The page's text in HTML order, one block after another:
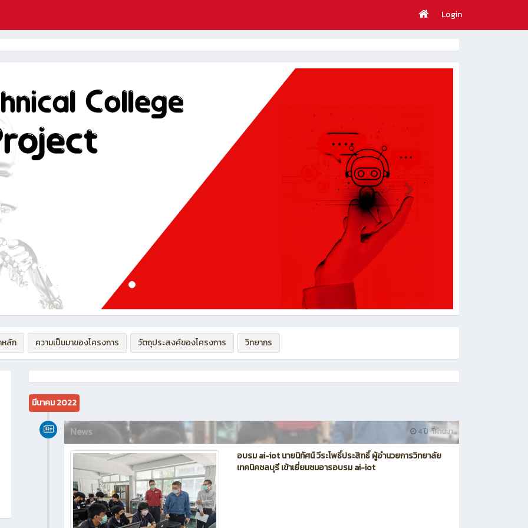
Login
หลัก ความเป็นมาของโครงการ วัตถุประสงค์ของโครงการ วิทยากร
มีนาคม 2022
4 ปี ที่ผ่านมา
News
อบรม ai-iot นายนิทัศน์ วีระโพธิ์ประสิทธิ์ ผู้อำนวยการวิทยาลัย
เทคนิคชลบุรี เข้าเยี่ยมชมอารอบรม ai-iot